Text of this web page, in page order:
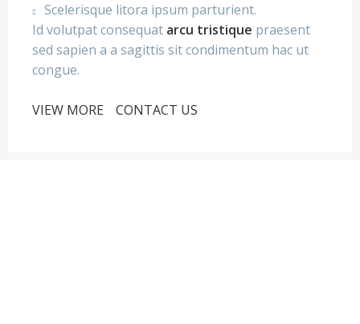
Scelerisque litora ipsum parturient.
Id volutpat consequat arcu tristique praesent
sed sapien a a sagittis sit condimentum hac ut
congue.
VIEW MORE CONTACT US